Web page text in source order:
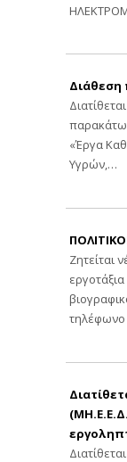
Διάθεση
παρακάτω
«Έργα
Υγρών,…
Ζητείται
τηλέφωνο